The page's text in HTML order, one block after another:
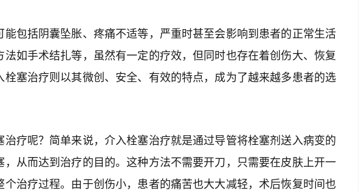
能包括阴囊坠胀、疼痛不适等，严重时甚至会影响到患者的正常生活
法如手术结扎等，虽然有一定的疗效，但同时也存在着创伤大、恢复
栓塞治疗则以其微创、安全、有效的特点，成为了越来越多患者的选
治疗呢？简单来说，介入栓塞治疗就是通过导管将栓塞剂送入病变的
，从而达到治疗的目的。这种方法不需要开刀，只需要在皮肤上开一
个治疗过程。由于创伤小，患者的痛苦也大大减轻，术后恢复时间也